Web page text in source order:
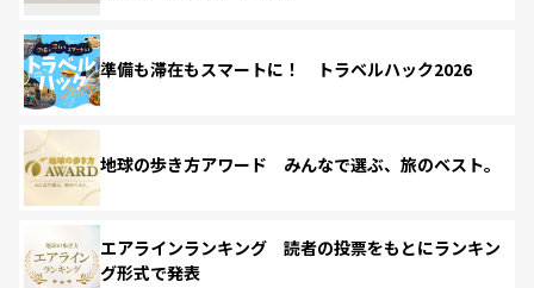
準備も滞在もスマートに！ トラベルハック2026
地球の歩き方アワード みんなで選ぶ、旅のベスト。
エアラインランキング 読者の投票をもとにランキン
グ形式で発表